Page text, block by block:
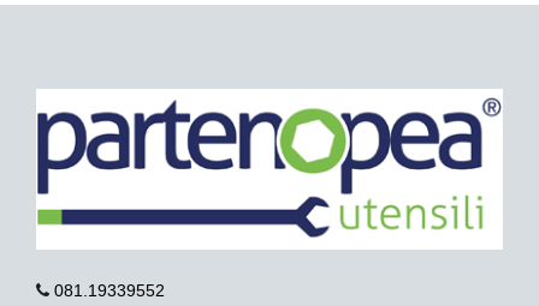
081.19339552